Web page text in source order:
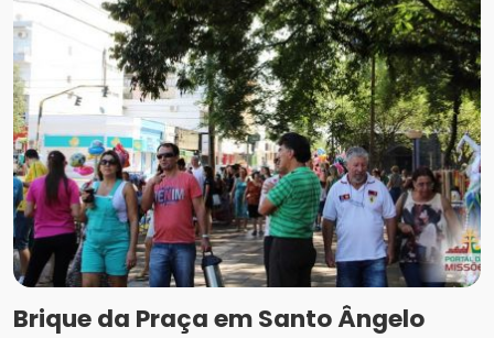
Brique da Praça em Santo Ângelo